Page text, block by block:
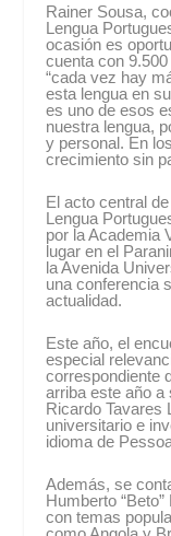
Rainer Sousa,
Lengua
ocasión es
cuenta con
“cada vez hay
esta lengua en
es uno de esos
nuestra lengua,
y personal. En
crecimiento sin
El acto central
Lengua
por la Academia
lugar en el
la Avenida
una conferencia
actualidad.
Este año, el
especial
correspondiente
arriba este año
Ricardo Tavares
universitario e
idioma de
Además, se
Humberto
con temas